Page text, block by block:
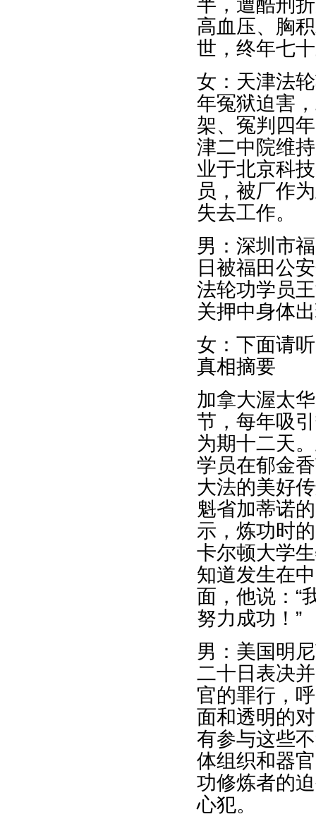
半，遭酷刑
高血压、胸
世，终年七
女：天津法
年冤狱迫害
架、冤判四
津二中院维
业于北京科
员，被厂作
失去工作。
男：深圳市
日被福田公
法轮功学员
关押中身体
女：下面请
真相摘要
加拿大渥太
节，每年吸
为期十二天
学员在郁金
大法的美好
魁省加蒂诺
示，炼功时
卡尔顿大学
知道发生在
面，他说：“
努力成功！”
男：美国明
二十日表决
官的罪行，
面和透明的
有参与这些
体组织和器
功修炼者的
心犯。